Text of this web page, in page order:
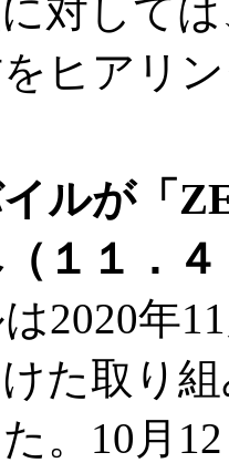
対して
ヒアリ
ルが「
１１．
2020年
た取り
。10月